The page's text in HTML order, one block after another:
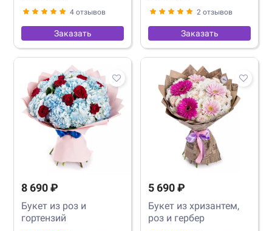
4 отзывов
Заказать
2 отзывов
Заказать
8 690 ₽
Букет из роз и
гортензий
5 690 ₽
Букет из хризантем,
роз и гербер